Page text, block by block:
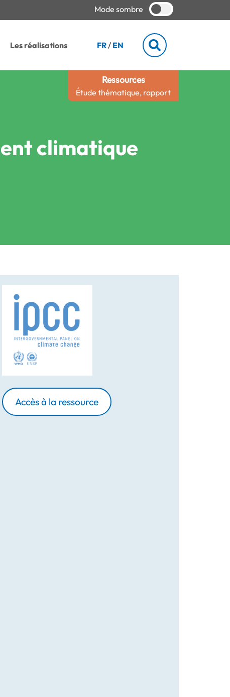
Mode sombre
Les réalisations FR / EN
Ressources
Étude thématique, rapport
climatique
Accès à la ressource